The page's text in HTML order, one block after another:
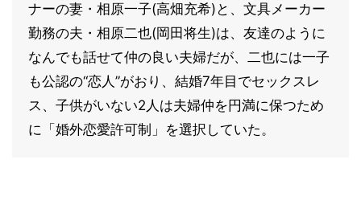
ナーの妻・相原一子(高畑充希)と、文具メーカー
勤務の夫・相原二也(岡田将生)は、友達のように
なんでも話せて仲の良い夫婦だが、二也には一子
も公認の“恋人”がおり、結婚7年目でセックスレ
ス、子供がいない2人は夫婦仲を円満に保つため
に「婚外恋愛許可制」を選択していた。